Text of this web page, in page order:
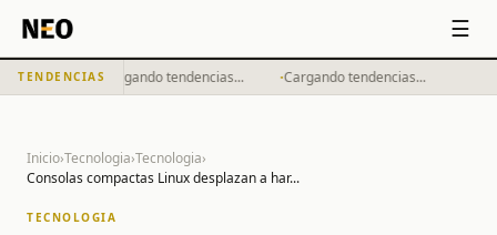
☰
TENDENCIAS
·Cargando tendencias... ·Cargando tendencias...
Inicio›Tecnologia›Tecnologia›
Consolas compactas Linux desplazan a har...
TECNOLOGIA